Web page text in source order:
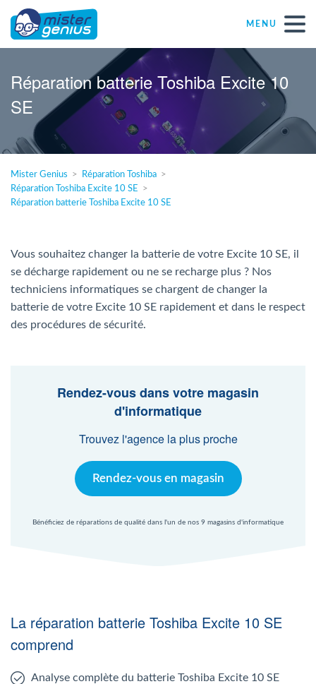
MENU
Réparations – Dépannages
Magasins informatiques toutes marques
Particulier
Indépendant
Agent Windows
Nl
Réparation batterie Toshiba Excite 10
SE
Mister Genius
Réparation Toshiba
Réparation Toshiba Excite 10 SE
Réparation batterie Toshiba Excite 10 SE
Vous souhaitez changer la batterie de votre Excite 10 SE, il
se décharge rapidement ou ne se recharge plus ? Nos
techniciens informatiques se chargent de changer la
batterie de votre Excite 10 SE rapidement et dans le respect
des procédures de sécurité.
Rendez-vous dans votre magasin
d'informatique
Trouvez l'agence la plus proche
Rendez-vous en magasin
Bénéficiez de réparations de qualité dans l'un de nos 9 magasins d'informatique
La réparation batterie Toshiba Excite 10 SE
comprend
Analyse complète du batterie Toshiba Excite 10 SE